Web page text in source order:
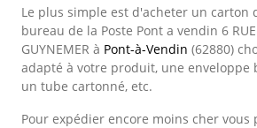
Le plus simple est d'acheter un carton
bureau de la Poste Pont a vendin 6 RUE
GUYNEMER à Pont-à-Vendin (62880)
adapté à votre produit, une enveloppe
un tube cartonné, etc.
Pour expédier encore moins cher vous